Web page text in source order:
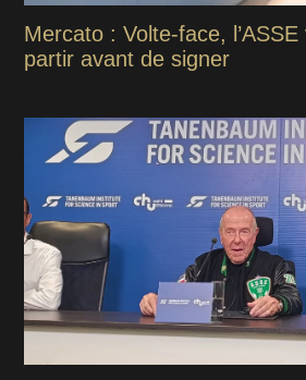
Mercato : Volte-face,
partir avant de signer